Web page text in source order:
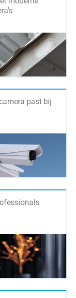
past bij